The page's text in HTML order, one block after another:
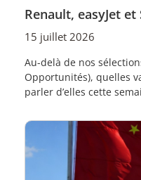
Renault, easyJet et
15 juillet 2026
Au-delà de nos
Opportunités), quelles
parler d’elles cette